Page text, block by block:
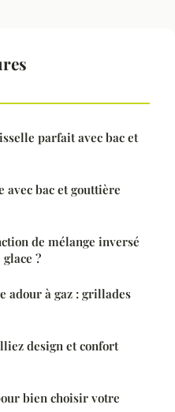
parfait avec bac et
avec bac et gouttière
de mélange inversé
?
adour à gaz : grillades
design et confort
bien choisir votre